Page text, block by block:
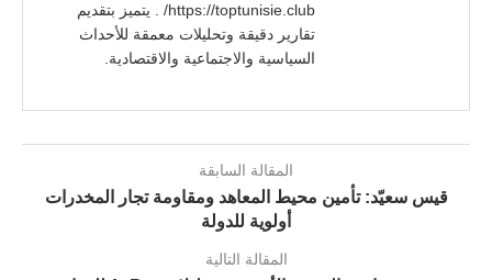
https://toptunisie.club/ . يتميز بتقديم
تقارير دقيقة وتحليلات معمقة للأحداث
السياسية والاجتماعية والاقتصادية.
المقالة السابقة
قيس سعيّد: تأمين محيط المعاهد ومقاومة تجار المخدرات
أولوية للدولة
المقالة التالية